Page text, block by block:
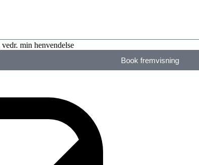
min henvendelse
Book fremvisning